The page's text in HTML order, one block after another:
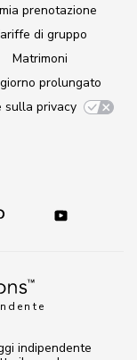
prenotazione
di gruppo
Matrimoni
prolungato
sulla privacy
indipendente